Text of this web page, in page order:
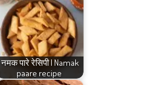
नमक पारे रेसिपी | Namak
paare recipe